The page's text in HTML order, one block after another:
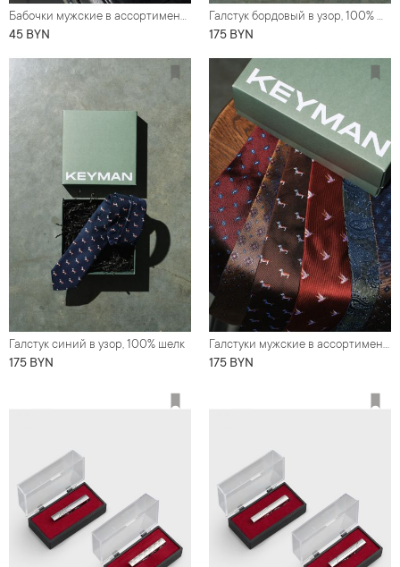
Бабочки мужские в ассортименте
45 BYN
Галстук бордовый в узор, 100% шелк
175 BYN
Галстук синий в узор, 100% шелк
175 BYN
Галстуки мужские в ассортименте
175 BYN